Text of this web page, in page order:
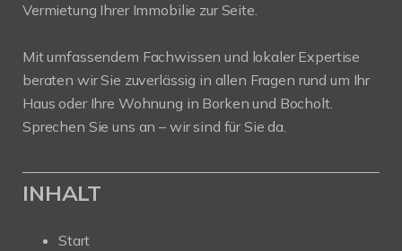
Vermietung Ihrer Immobilie zur Seite.
Mit umfassendem Fachwissen und lokaler Expertise
beraten wir Sie zuverlässig in allen Fragen rund um Ihr
Haus oder Ihre Wohnung in Borken und Bocholt.
Sprechen Sie uns an – wir sind für Sie da.
INHALT
Start